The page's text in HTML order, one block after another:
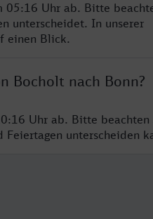
05:16 Uhr ab. Bitte
unterscheidet. In unserer
einen Blick.
Bocholt nach Bonn?
Uhr ab. Bitte beachten
Feiertagen unterscheiden